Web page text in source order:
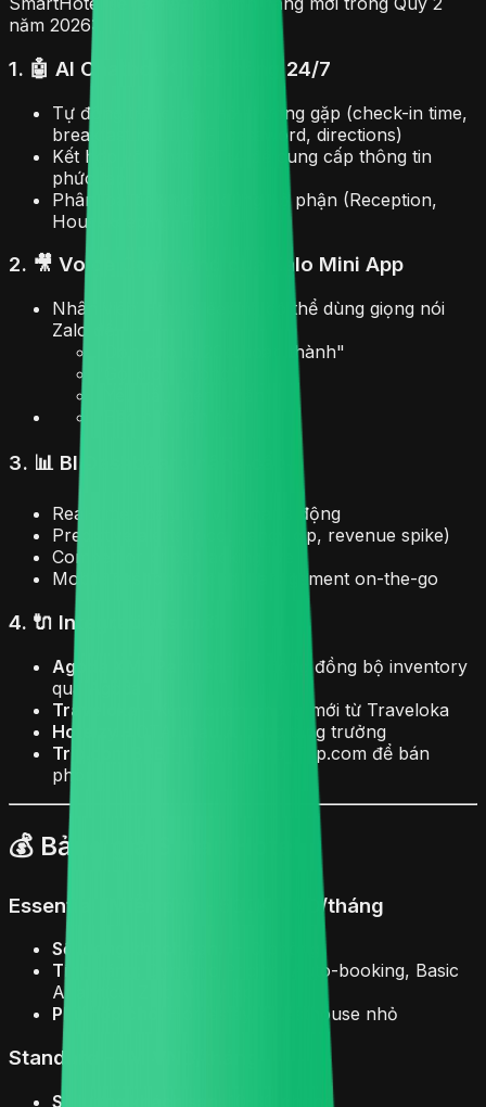
năm 2026:
1. 🤖 AI Chatbot Khách hàng 24/7
Tự động trả lời câu hỏi thường gặp (check-in time,
breakfast hour, WiFi password, directions)
Kết hợp với ChatGPT-4 để cung cấp thông tin
phức tạp
Phân loại ticket đến đúng bộ phận (Reception,
Housekeeping, F&B)
2. 🎥 Voice Command qua Zalo Mini App
Nhân viên Housekeeping có thể dùng giọng nói
Zalo để:
"Dọn phòng 204 hoàn thành"
3. 📊 BI Dashboard nâng cấp
Real-time analytics với charts động
Predictive alerts (occupancy dip, revenue spike)
Competitor price tracking live
Mobile dashboard cho management on-the-go
4. 🔌 Integrations mới
Agoda XML Partner
- Tự động đồng bộ inventory
qua Agoda
Traveloka
- Kênh phân phòng mới từ Traveloka
Hotelzy
- OTA châu Á đang tăng trưởng
Trip.com B2B
- Tích hợp với Trip.com để bán
phòng
💰 Bảng giá SmartHotel
Essential (Miễn phí) - 500K VND/tháng
Số lượng khách sạn:
Tính năng:
Dynamic Pricing, Auto-booking, Basic
Analytics, Zalo Mini App
Phù hợp cho:
Homestay, Guesthouse nhỏ
Standard - 1M VND/tháng
Số lượng khách sạn: